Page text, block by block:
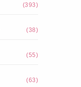
(393)
(38)
(55)
(63)